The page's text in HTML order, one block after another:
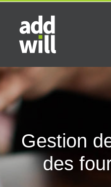
Skip
content
Gestion
des